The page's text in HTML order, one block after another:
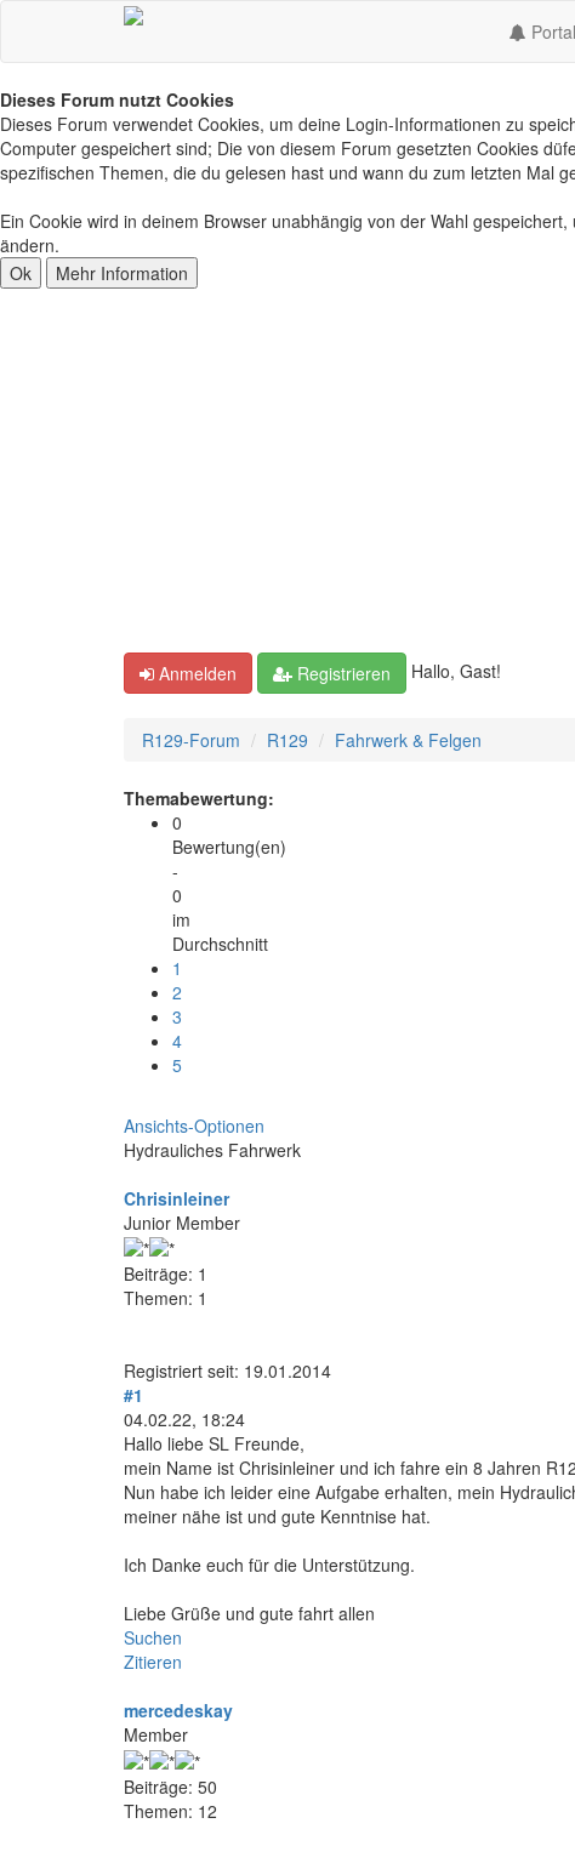
Portal
Dieses Forum nutzt Cookies
Dieses Forum verwendet Cookies, um deine Login-Informationen zu
Computer gespeichert sind; Die von diesem Forum gesetzten Cookies
spezifischen Themen, die du gelesen hast und wann du zum letzten Mal
Ein Cookie wird in deinem Browser unabhängig von der Wahl
ändern.
Anmelden Registrieren Hallo, Gast!
R129-Forum R129 Fahrwerk & Felgen
Themabewertung:
0
Bewertung(en)
-
0
im
Durchschnitt
1
2
3
4
5
Ansichts-Optionen
Hydrauliches Fahrwerk
Chrisinleiner
Junior Member
Beiträge: 1
Themen: 1
Registriert seit: 19.01.2014
#1
04.02.22, 18:24
Hallo liebe SL Freunde,
mein Name ist Chrisinleiner und ich fahre ein 8 Jahren
Nun habe ich leider eine Aufgabe erhalten, mein
meiner nähe ist und gute Kenntnise hat.
Ich Danke euch für die Unterstützung.
Liebe Grüße und gute fahrt allen
Suchen
Zitieren
mercedeskay
Member
Beiträge: 50
Themen: 12